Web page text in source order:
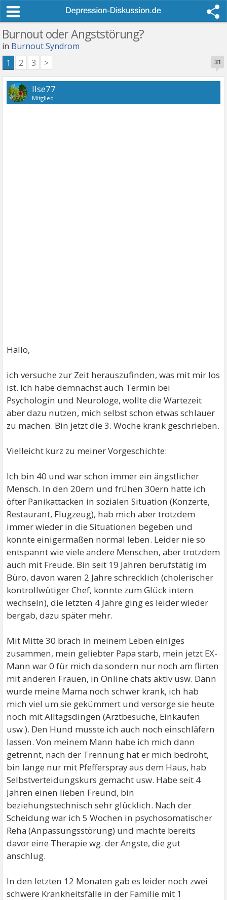
Burnout oder Angststörung?
in Burnout Syndrom
31
1 2 3 >
Ilse77
Mitglied
Hallo,
ich versuche zur Zeit herauszufinden, was mit mir los
ist. Ich habe demnächst auch Termin bei
Psychologin und Neurologe, wollte die Wartezeit
aber dazu nutzen, mich selbst schon etwas schlauer
zu machen. Bin jetzt die 3. Woche krank geschrieben.
Vielleicht kurz zu meiner Vorgeschichte:
Ich bin 40 und war schon immer ein ängstlicher
Mensch. In den 20ern und frühen 30ern hatte ich
öfter Panikattacken in sozialen Situation (Konzerte,
Restaurant, Flugzeug), hab mich aber trotzdem
immer wieder in die Situationen begeben und
konnte einigermaßen normal leben. Leider nie so
entspannt wie viele andere Menschen, aber trotzdem
auch mit Freude. Bin seit 19 Jahren berufstätig im
Büro, davon waren 2 Jahre schrecklich (cholerischer
kontrollwütiger Chef, konnte zum Glück intern
wechseln), die letzten 4 Jahre ging es leider wieder
bergab, dazu später mehr.
Mit Mitte 30 brach in meinem Leben einiges
zusammen, mein geliebter Papa starb, mein jetzt EX-
Mann war 0 für mich da sondern nur noch am flirten
mit anderen Frauen, in Online chats aktiv usw. Dann
wurde meine Mama noch schwer krank, ich hab
mich viel um sie gekümmert und versorge sie heute
noch mit Alltagsdingen (Arztbesuche, Einkaufen
usw.). Den Hund musste ich auch noch einschläfern
lassen. Von meinem Mann habe ich mich dann
getrennt, nach der Trennung hat er mich bedroht,
bin lange nur mit Pfefferspray aus dem Haus, hab
Selbstverteidungskurs gemacht usw. Habe seit 4
Jahren einen lieben Freund, bin
beziehungstechnisch sehr glücklich. Nach der
Scheidung war ich 5 Wochen in psychosomatischer
Reha (Anpassungsstörung) und machte bereits
davor eine Therapie wg. der Ängste, die gut
anschlug.
In den letzten 12 Monaten gab es leider noch zwei
schwere Krankheitsfälle in der Familie mit 1